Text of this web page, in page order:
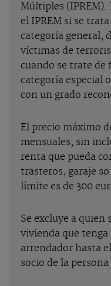
Múltiples (IPREM).
el IPREM si se
categoría general,
víctimas de
cuando se trate de
categoría especial
con un grado
El precio máximo
mensuales, sin
renta que pueda
trasteros, garaje
límite es de 300
Se excluye a
vivienda que
arrendador hasta
socio de la